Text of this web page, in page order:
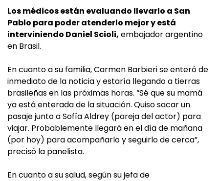
Los médicos están evaluando llevarlo a San
Pablo para poder atenderlo mejor y está
interviniendo Daniel Scioli, embajador argentino
en Brasil.
En cuanto a su familia, Carmen Barbieri se enteró de
inmediato de la noticia y estaría llegando a tierras
brasileñas en las próximas horas. “Sé que su mamá
ya está enterada de la situación. Quiso sacar un
pasaje junto a Sofía Aldrey (pareja del actor) para
viajar. Probablemente llegará en el día de mañana
(por hoy) para acompañarlo y seguirlo de cerca”,
precisó la panelista.
En cuanto a su salud, según su jefa de